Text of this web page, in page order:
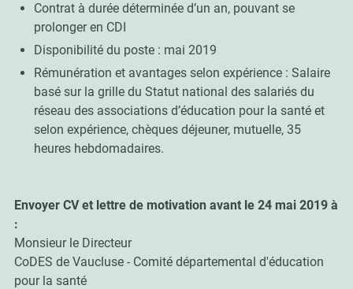
Contrat à durée déterminée d’un an, pouvant se
prolonger en CDI
Disponibilité du poste : mai 2019
Rémunération et avantages selon expérience : Salaire
basé sur la grille du Statut national des salariés du
réseau des associations d’éducation pour la santé et
selon expérience, chèques déjeuner, mutuelle, 35
heures hebdomadaires.
Envoyer CV et lettre de motivation avant le 24 mai 2019 à
:
Monsieur le Directeur
CoDES de Vaucluse - Comité départemental d'éducation
pour la santé